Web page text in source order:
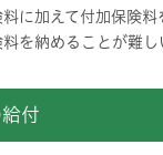
に加えて付加保険料
を納めることが難し
付